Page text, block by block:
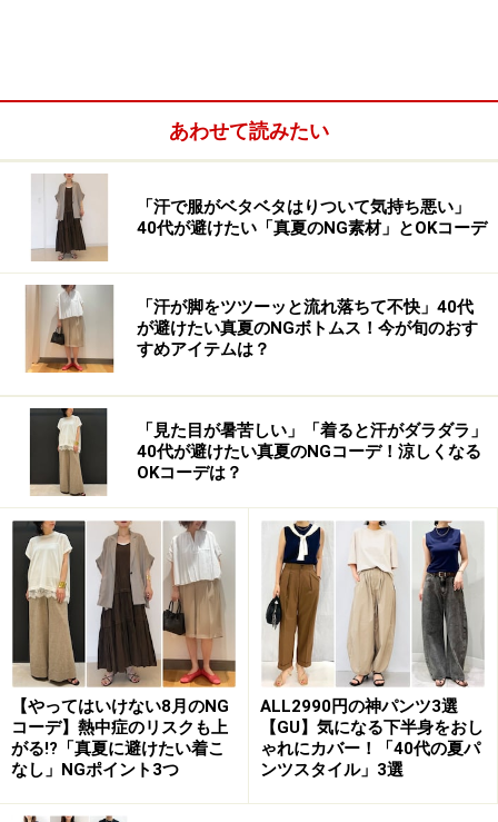
ライムグリーンやマスタードなどのイエローは幼くならず、
顔を明るく見せてくれる 出典：WEAR
日本人の肌に合うといわれる「イエロー」。ひまわりの
ようにビビッドなイエローは見ているだけで元気に明る
くなれますよね。ですが、かなり目立つ色であることや
着まわしの面を考えると今シーズン大人の女性におすす
めなのは、ライムグリーンやマスタードなど大人っぽい
発色のイエロー。色自体におしゃれ感があり、顔を明る
くみせてくれながらあか抜けたコーデが楽しめます。
いろんなアイテムをごちゃっと合わせたり、デニム、ス
ニーカーなどのカジュアルアイテムを合わせると幼くな
りやすいので、ベージュなどのニュートラルなカラーを
合わせたり、きれいめアイテムと一緒に着るのがポイン
トです。
2. くすみオレンジのパンツであか抜けコー
デ
あわせて読みたい
「汗で服がベタベタはりついて気持ち悪い」
40代が避けたい「真夏のNG素材」とOKコーデ
「汗が脚をツツーッと流れ落ちて不快」40代
が避けたい真夏のNGボトムス！今が旬のおす
すめアイテムは？
「見た目が暑苦しい」「着ると汗がダラダラ」
40代が避けたい真夏のNGコーデ！涼しくなる
OKコーデは？
【やってはいけない8月のNG
コーデ】熱中症のリスクも上
がる!?「真夏に避けたい着こ
なし」NGポイント3つ
ALL2990円の神パンツ3選
【GU】気になる下半身をおし
ゃれにカバー！「40代の夏パ
ンツスタイル」3選